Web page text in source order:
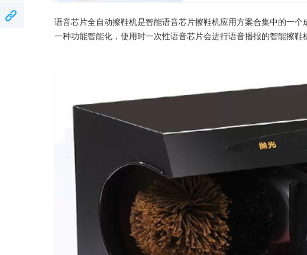
语音芯片全自动擦鞋机是智能语音芯片擦鞋机应用方案合集中的一
一种功能智能化，使用时一次性语音芯片会进行语音播报的智能擦鞋